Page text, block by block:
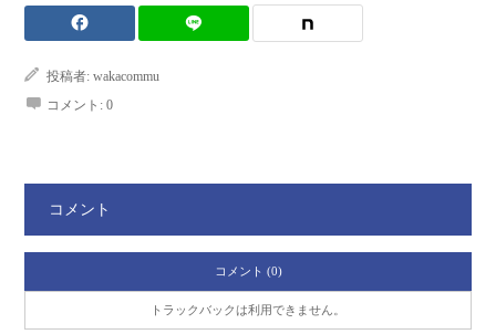
投稿者: wakacommu
コメント: 0
コメント
コメント (0)
トラックバックは利用できません。